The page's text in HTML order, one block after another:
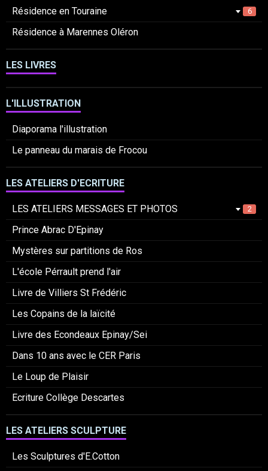
Résidence en Touraine 6
Résidence à Marennes Oléron
LES LIVRES
L'ILLUSTRATION
Diaporama l'illustration
Le panneau du marais de Frocou
LES ATELIERS D'ECRITURE
LES ATELIERS MESSAGES ET PHOTOS 2
Prince Abrac D'Epinay
Mystères sur partitions de Ros
L'école Pérrault prend l'air
Livre de Villiers St Frédéric
Les Copains de la laïcité
Livre des Econdeaux Epinay/Sei
Dans 10 ans avec le CER Paris
Le Loup de Plaisir
Ecriture Collège Descartes
LES ATELIERS SCULPTURE
Les Sculptures d'E.Cotton